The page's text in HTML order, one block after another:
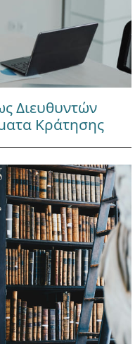
Διευθυντών
Κράτησης